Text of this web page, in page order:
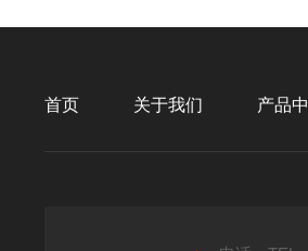
首页 关于我们 产品